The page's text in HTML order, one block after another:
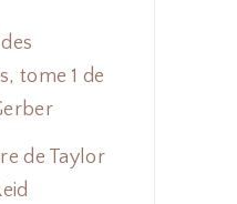
tome 1 de
de Taylor